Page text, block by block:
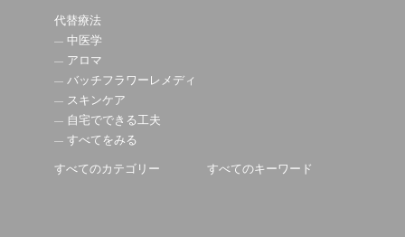
代替療法
中医学
アロマ
バッチフラワーレメディ
スキンケア
自宅でできる工夫
すべてをみる
すべてのカテゴリー すべてのキーワード